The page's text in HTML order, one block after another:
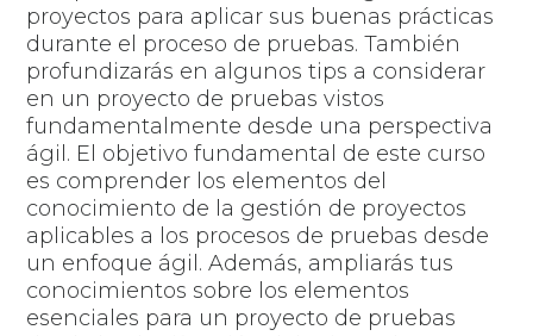
proyectos para aplicar sus buenas prácticas
durante el proceso de pruebas. También
profundizarás en algunos tips a considerar
en un proyecto de pruebas vistos
fundamentalmente desde una perspectiva
ágil. El objetivo fundamental de este curso
es comprender los elementos del
conocimiento de la gestión de proyectos
aplicables a los procesos de pruebas desde
un enfoque ágil. Además, ampliarás tus
conocimientos sobre los elementos
esenciales para un proyecto de pruebas